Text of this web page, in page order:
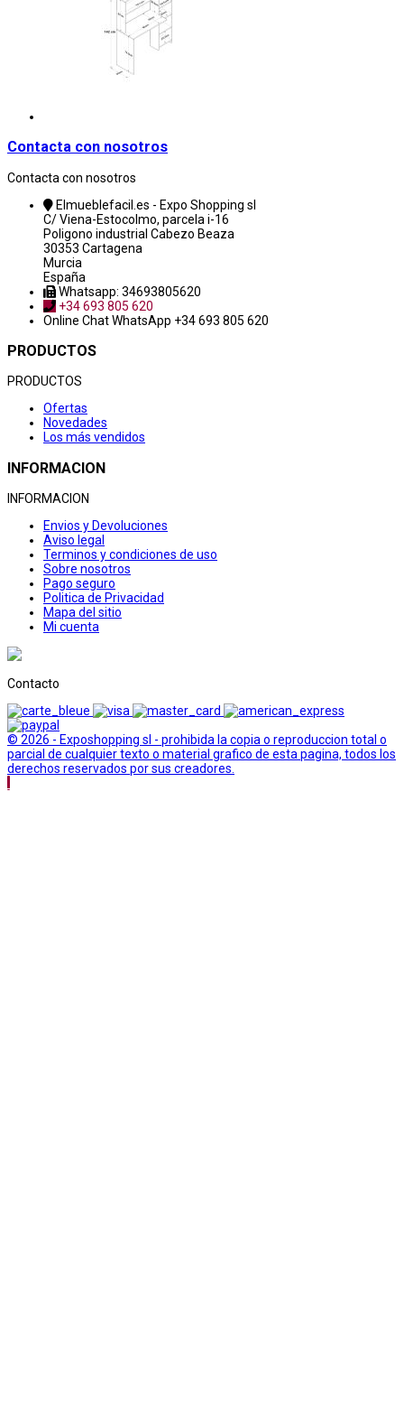
Contacta con nosotros
Contacta con nosotros
Elmueblefacil.es - Expo Shopping sl
C/ Viena-Estocolmo, parcela i-16
Poligono industrial Cabezo Beaza
30353 Cartagena
Murcia
España
Whatsapp: 34693805620
+34 693 805 620
Online ChatWhatsApp +34 693 805 620
PRODUCTOS
PRODUCTOS
Ofertas
Novedades
Los más vendidos
INFORMACION
INFORMACION
Envios y Devoluciones
Aviso legal
Terminos y condiciones de uso
Sobre nosotros
Pago seguro
Politica de Privacidad
Mapa del sitio
Mi cuenta
Contacto
© 2026 - Exposhopping sl - prohibida la copia o reproduccion total o
parcial de cualquier texto o material grafico de esta pagina, todos los
derechos reservados por sus creadores.